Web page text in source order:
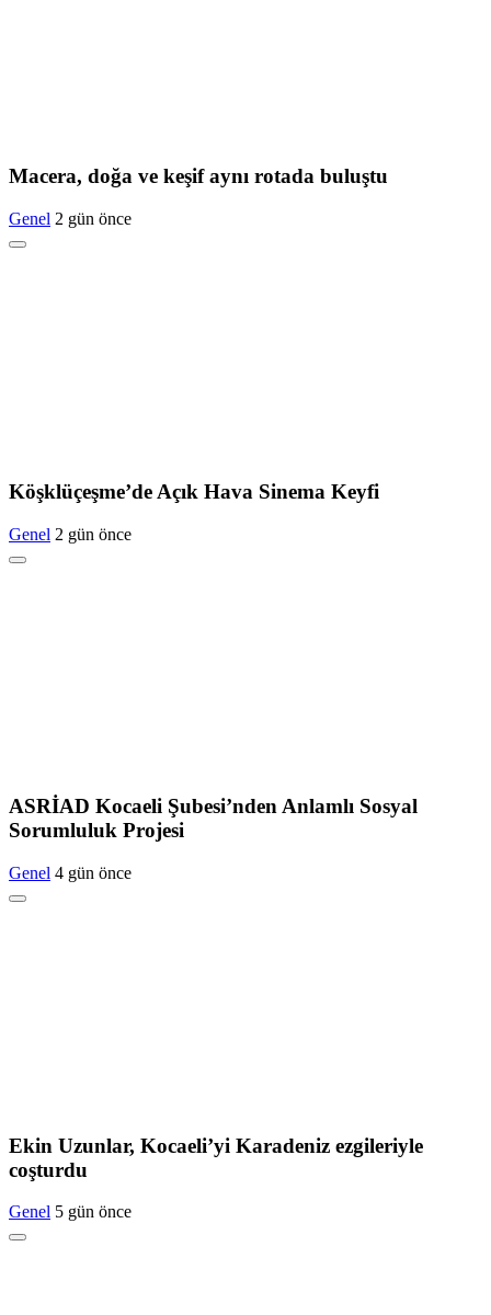
Macera, doğa ve keşif aynı rotada buluştu
Genel 2 gün önce
Köşklüçeşme’de Açık Hava Sinema Keyfi
Genel 2 gün önce
ASRİAD Kocaeli Şubesi’nden Anlamlı Sosyal
Sorumluluk Projesi
Genel 4 gün önce
Ekin Uzunlar, Kocaeli’yi Karadeniz ezgileriyle
coşturdu
Genel 5 gün önce